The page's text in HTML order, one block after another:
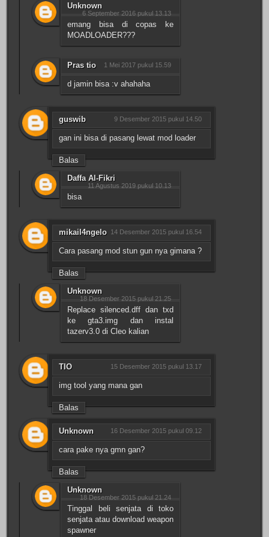
Unknown
6 September 2016 pukul 13.13
emang bisa di copas ke
MOADLOADER???
Pras tio 1 Mei 2017 pukul 15.59
d jamin bisa :v ahahaha
guswib 9 Desember 2015 pukul 14.50
gan ini bisa di pasang lewat mod loader
Balas
Daffa Al-Fikri
11 Agustus 2019 pukul 10.13
bisa
mikail4ngelo 14 Desember 2015 pukul 16.54
Cara pasang mod stun gun nya gimana ?
Balas
Unknown
18 Desember 2015 pukul 21.25
Replace silenced.dff dan txd
ke gta3.img dan instal
tazerv3.0 di Cleo kalian
TIO 15 Desember 2015 pukul 13.17
img tool yang mana gan
Balas
Unknown 16 Desember 2015 pukul 09.12
cara pake nya gmn gan?
Balas
Unknown
18 Desember 2015 pukul 21.24
Tinggal beli senjata di toko
senjata atau download weapon
spawner